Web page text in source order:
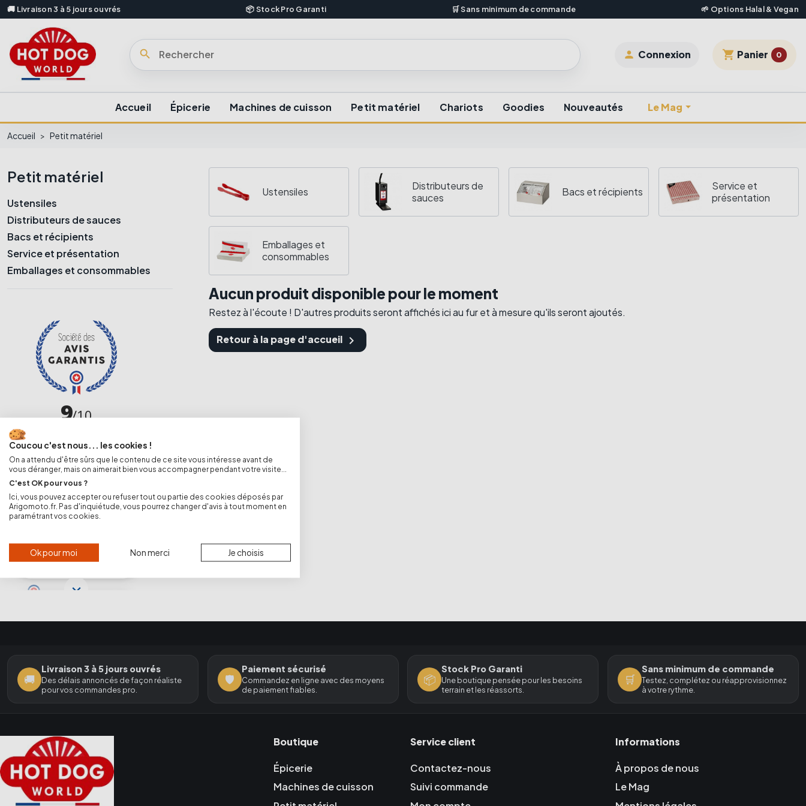
🚚 Livraison 3 à 5 jours ouvrés 📦 Stock Pro Garanti 🛒 Sans minimum de commande 🌱 Options Halal & Vegan
 Connexion shopping_cart Panier 0
search
Accueil Épicerie Machines de cuisson Petit matériel Chariots Goodies Nouveautés Le Mag
Accueil Petit matériel
Petit matériel
Ustensiles
Distributeurs de sauces
Bacs et récipients
Service et présentation
Emballages et consommables
Ustensiles
Distributeurs de
sauces
Bacs et récipients
Service et
présentation
Emballages et
consommables
Aucun produit disponible pour le moment
Restez à l'écoute ! D'autres produits seront affichés ici au fur et à mesure qu'ils seront ajoutés.
Retour à la page d'accueil 
🚚
Livraison 3 à 5 jours ouvrés
Des délais annoncés de façon réaliste
pour vos commandes pro.
🛡️
Paiement sécurisé
Commandez en ligne avec des moyens
de paiement fiables.
📦
Stock Pro Garanti
Une boutique pensée pour les besoins
terrain et les réassorts.
🛒
Sans minimum de commande
Testez, complétez ou réapprovisionnez
à votre rythme.
Boutique
Épicerie
Machines de cuisson
Service client
Contactez-nous
Suivi commande
Informations
À propos de nous
Le Mag
Coucou c'est nous... les cookies !
On a attendu d'être sûrs que le contenu de ce site vous intéresse avant de
vous déranger, mais on aimerait bien vous accompagner pendant votre visite...
C'est OK pour vous ?
Ici, vous pouvez accepter ou refuser tout ou partie des cookies déposés par
Arigomoto.fr. Pas d'inquiétude, vous pourrez changer d'avis à tout moment en
paramétrant vos cookies.
Ok pour moi Non merci Je choisis